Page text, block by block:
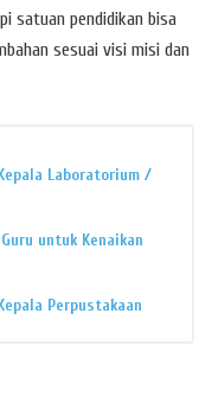
satuan pendidikan bisa
sesuai visi misi dan
Laboratorium /
untuk Kenaikan
Perpustakaan